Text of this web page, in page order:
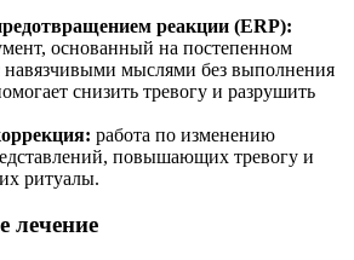
реакции (ERP):
основанный на постепенном
навязчивыми мыслями без выполнения
снизить тревогу и разрушить
работа по изменению
повышающих тревогу и
ритуалы.
лечение